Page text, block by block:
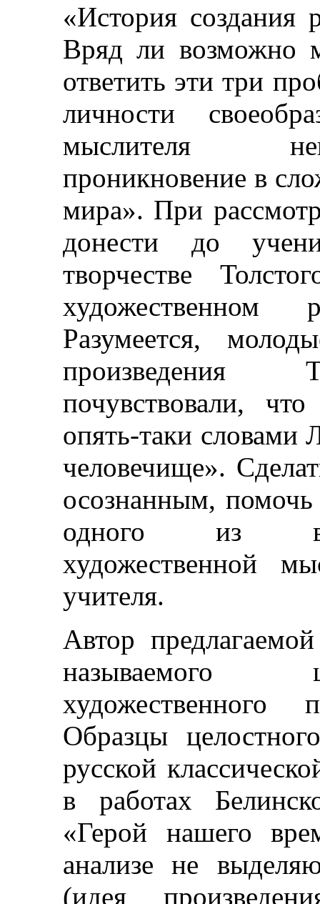
«История
Вряд ли возможно
ответить эти три
личности
мыслителя
проникновение в
мира». При
донести до
творчестве
художественном
Разумеется,
произведения
почувствовали,
опять-таки словами
человечище».
осознанным,
одного из
художественной
учителя.
Автор
называемого
Образцы
русской
в работах
«Герой нашего
анализе не
(идея